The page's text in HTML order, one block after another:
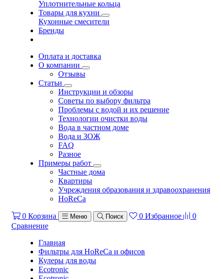
Уплотнительные кольца
Товары для кухни
Кухонные смесители
Бренды
Оплата и доставка
О компании
Отзывы
Статьи
Инструкции и обзоры
Советы по выбору фильтра
Проблемы с водой и их решение
Технологии очистки воды
Вода в частном доме
Вода и ЗОЖ
FAQ
Разное
Примеры работ
Частные дома
Квартиры
Учреждения образования и здравоохранения
HoReCa
0 Корзина Меню Поиск 0 Избранное
0
Сравнение
Главная
Фильтры для HoReCa и офисов
Кулеры для воды
Ecotronic